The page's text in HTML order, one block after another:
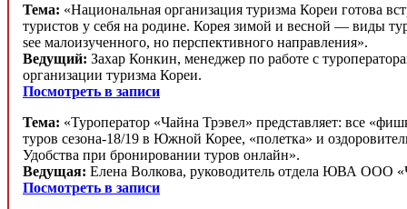
Тема: «Национальная организация туризма Кореи готова
туристов у себя на родине. Корея зимой и весной — виды
see малоизученного, но перспективного направления».
Ведущий: Захар Конкин, менеджер по работе с
организации туризма Кореи.
Посмотреть в записи
Тема: «Туроператор «Чайна Трэвел» представляет: все
туров сезона-18/19 в Южной Корее, «полетка» и
Удобства при бронировании туров онлайн».
Ведущая: Елена Волкова, руководитель отдела ЮВА ООО
Посмотреть в записи